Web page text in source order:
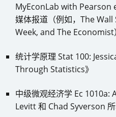
MyEconLab with Pearson
媒体报道（例如，The
Week, and The Economist）
统计学原理 Stat 100:
Through Statistics》
中级微观经济学 Ec
Levitt 和 Chad Syverson